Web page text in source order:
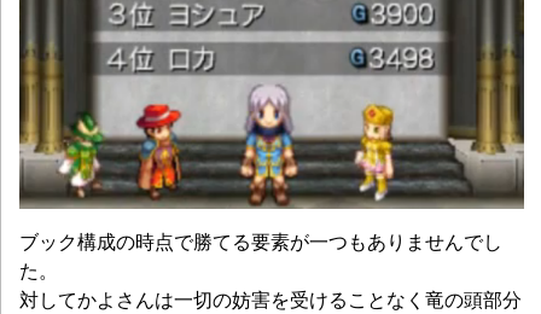
ブック構成の時点で勝てる要素が一つもありませんでし
た。
対してかよさんは一切の妨害を受けることなく竜の頭部分